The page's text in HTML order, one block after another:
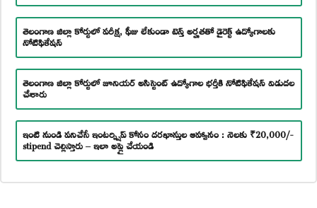
తెలంగాణ జిల్లా కోర్టులో పరీక్ష, ఫీజు లేకుండా టెన్త్ అర్హతతో డైరెక్ట్ ఉద్యోగాలకు
నోటిఫికేషన్
తెలంగాణ జిల్లా కోర్టులో జూనియర్ అసిస్టెంట్ ఉద్యోగాల భర్తీకి నోటిఫికేషన్ విడుదల
చేశారు
ఇంటి నుండి పనిచేసే ఇంటర్న్షిప్ కోసం దరఖాస్తుల ఆహ్వానం : నెలకు ₹20,000/-
stipend చెల్లిస్తారు – ఇలా అప్లై చేయండి